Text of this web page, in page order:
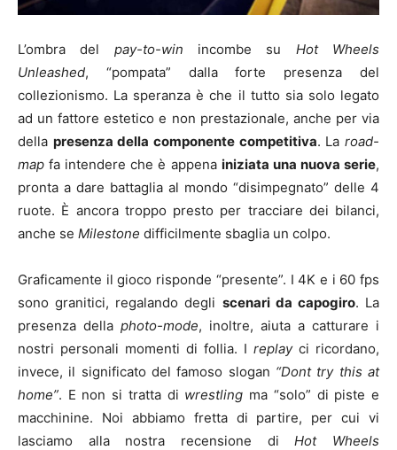
L’ombra del pay-to-win incombe su Hot Wheels
Unleashed, “pompata” dalla forte presenza del
collezionismo. La speranza è che il tutto sia solo legato
ad un fattore estetico e non prestazionale, anche per via
della presenza della componente competitiva. Laroad-
map fa intendere che è appena iniziata una nuova serie,
pronta a dare battaglia al mondo “disimpegnato” delle 4
ruote. È ancora troppo presto per tracciare dei bilanci,
anche se Milestone difficilmente sbaglia un colpo.
Graficamente il gioco risponde “presente”. I 4K e i 60 fps
sono granitici, regalando degli scenari da capogiro. La
presenza della photo-mode, inoltre, aiuta a catturare i
nostri personali momenti di follia. I replay ci ricordano,
invece, il significato del famoso slogan “Dont try this at
home”. E non si tratta di wrestling ma “solo” di piste e
macchinine. Noi abbiamo fretta di partire, per cui vi
lasciamo alla nostra recensione diHot Wheels